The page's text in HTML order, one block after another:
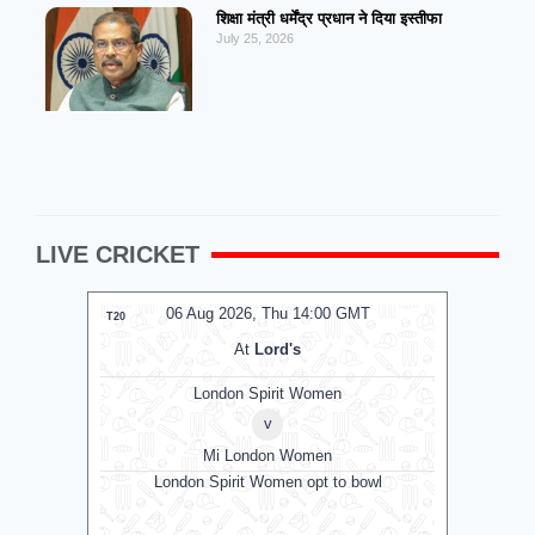
शिक्षा मंत्री धर्मेंद्र प्रधान ने दिया इस्तीफा
July 25, 2026
LIVE CRICKET
06 Aug 2026, Thu 14:00 GMT
T20
At Lord's
London Spirit Women
v
Mi London Women
London Spirit Women opt to bowl